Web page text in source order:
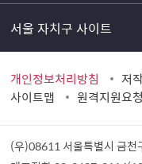
서울 자치구 사이트
개인정보처리방침 저
사이트맵
원격지원요청
(우)08611 서울특별시 금천